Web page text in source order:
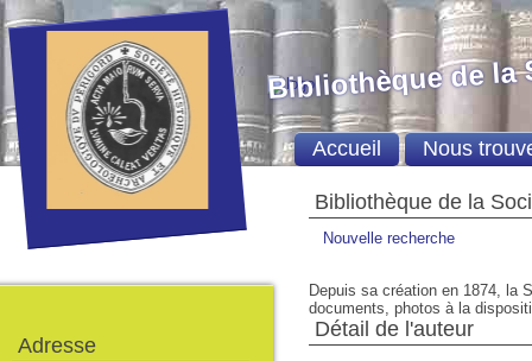
Bibliothèque de la
Nouvelle recherche
Depuis sa création en 1874, la
documents, photos à la
Détail de l'auteur
Bibliothèque de la
Accueil Nous
Adresse